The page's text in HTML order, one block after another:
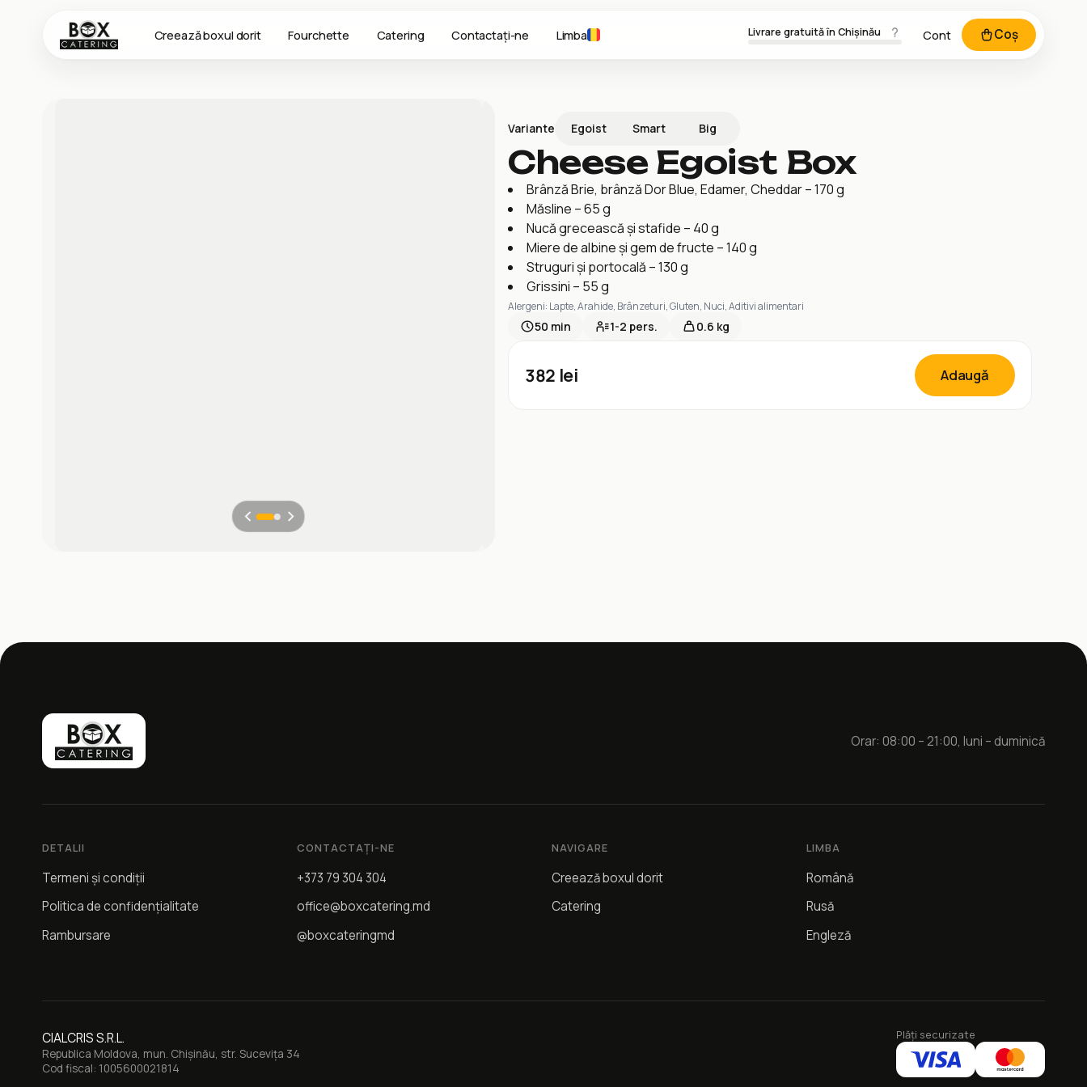
Creează boxul dorit Fourchette Catering Contactați-ne Limba Livrare gratuită în Chișinău Cont Coș
Variante Egoist Smart Big
Cheese Egoist Box
Brânză Brie, brânză Dor Blue, Edamer, Cheddar – 170 g
Măsline – 65 g
Nucă grecească și stafide – 40 g
Miere de albine și gem de fructe – 140 g
Struguri și portocală – 130 g
Grissini – 55 g
Alergeni: Lapte, Arahide, Brânzeturi, Gluten, Nuci, Aditivi alimentari
50 min 1-2 pers. 0.6 kg
382 lei Adaugă
Orar: 08:00 – 21:00, luni – duminică
DETALII
Termeni și condiții
Politica de confidențialitate
Rambursare
CONTACTAȚI-NE
+373 79 304 304
office@boxcatering.md
@boxcateringmd
NAVIGARE
Creează boxul dorit
Catering
LIMBA
Română
Rusă
Engleză
CIALCRIS S.R.L.
Republica Moldova, mun. Chișinău, str. Sucevița 34
Cod fiscal: 1005600021814
Plăți securizate